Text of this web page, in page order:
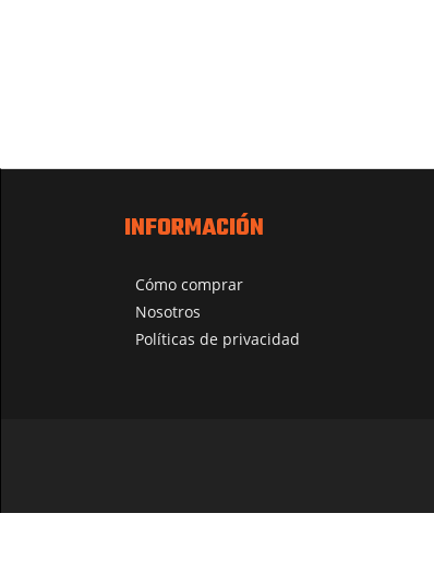
INFORMACIÓN
Cómo comprar
Nosotros
Políticas de privacidad